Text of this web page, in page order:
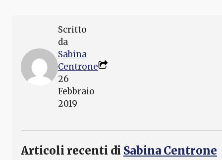
Scritto
da
Sabina
Centrone
26
Febbraio
2019
Articoli recenti di Sabina Centrone